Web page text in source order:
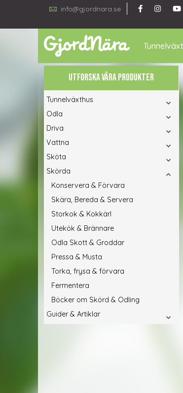
info@gjordnara.se
UTFORSKA VÅRA PRODUKTER
Tunnelväxthus
Odla
Driva
Vattna
Sköta
Skörda
Konservera & Förvara
Skära, Bereda & Servera
Storkok & Kokkärl
Utekök & Brännare
Odla Skott & Groddar
Pressa & Musta
Torka, frysa & förvara
Fermentera
Böcker om Skörd & Odling
Guider & Artiklar